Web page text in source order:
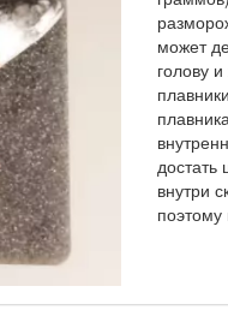
может
голову
внутри
поэтому